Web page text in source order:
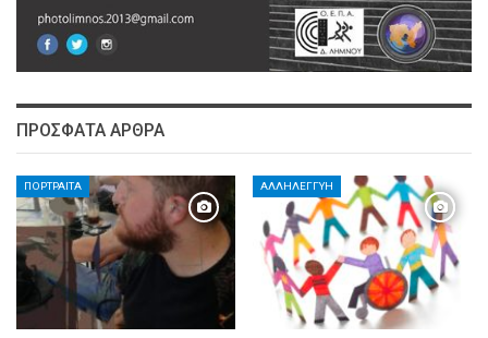
ΠΡΌΣΦΑΤΑ ΆΡΘΡΑ
ΠΟΡΤΡΑΊΤΑ ΑΛΛΗΛΕΓΓΎΗ